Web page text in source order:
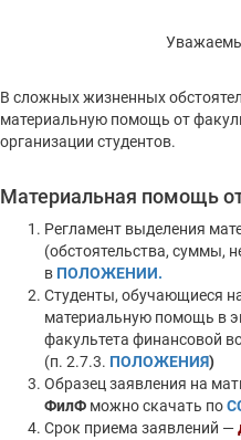
В сложных жизненных
материальную помощь от
организации студентов.
Материальная помощь
Регламент выделения
(обстоятельства, суммы,
в ПОЛОЖЕНИИ.
Студенты, обучающиеся
материальную помощь в
факультета финансовой
(п. 2.7.3. ПОЛОЖЕНИЯ)
Образец заявления на
ФилФ можно скачать по
Срок приема заявлений —